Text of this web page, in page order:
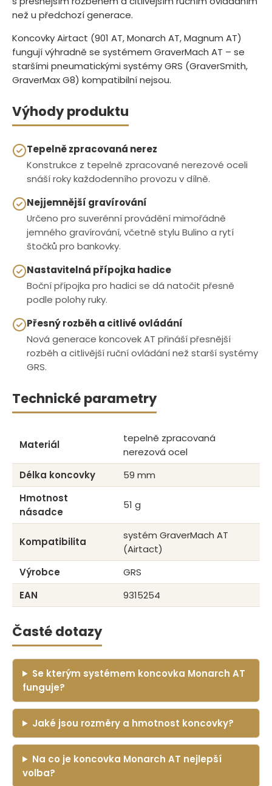
než u předchozí generace.
Koncovky Airtact (901 AT, Monarch AT, Magnum AT)
fungují výhradně se systémem GraverMach AT – se
staršími pneumatickými systémy GRS (GraverSmith,
GraverMax G8) kompatibilní nejsou.
Výhody produktu
Tepelně zpracovaná nerez
Konstrukce z tepelně zpracované nerezové oceli
snáší roky každodenního provozu v dílně.
Nejjemnější gravírování
Určeno pro suverénní provádění mimořádně
jemného gravírování, včetně stylu Bulino a rytí
štočků pro bankovky.
Nastavitelná přípojka hadice
Boční přípojka pro hadici se dá natočit přesně
podle polohy ruky.
Přesný rozběh a citlivé ovládání
Nová generace koncovek AT přináší přesnější
rozběh a citlivější ruční ovládání než starší systémy
GRS.
Technické parametry
Materiál
tepelně zpracovaná
nerezová ocel
Délka koncovky
59 mm
Hmotnost
násadce
51 g
Kompatibilita
systém GraverMach AT
(Airtact)
Výrobce
GRS
EAN
9315254
Časté dotazy
Se kterým systémem koncovka Monarch AT
funguje?
Jaké jsou rozměry a hmotnost koncovky?
Na co je koncovka Monarch AT nejlepší
volba?